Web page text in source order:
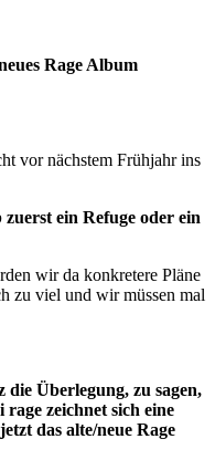
Rage Album
vor nächstem Frühjahr ins
ein Refuge oder ein
wir da konkretere Pläne
zu viel und wir müssen mal
Überlegung, zu sagen,
zeichnet sich eine
das alte/neue Rage